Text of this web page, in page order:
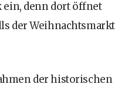
ein, denn dort öffnet
der Weihnachtsmarkt
der historischen